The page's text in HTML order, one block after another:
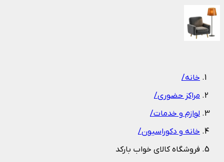
1
خانه/
مراکز حضوری/
لوازم و خدمات/
خانه و دکوراسیون/
فروشگاه کالای خواب بارکد